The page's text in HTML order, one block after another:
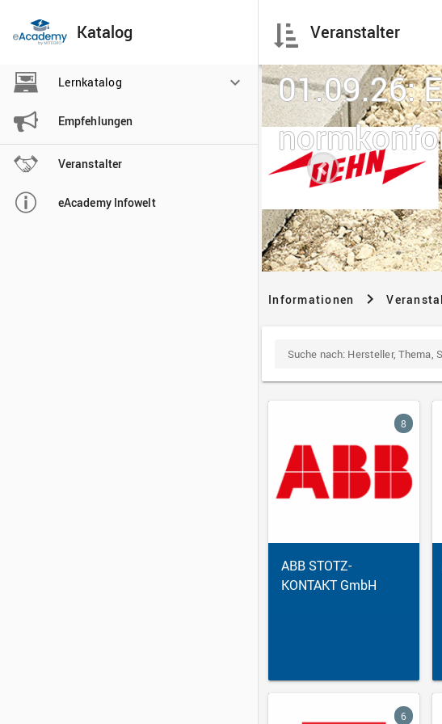
Katalog
 Lernkatalog
 Empfehlungen
 Veranstalter
 eAcademy Infowelt